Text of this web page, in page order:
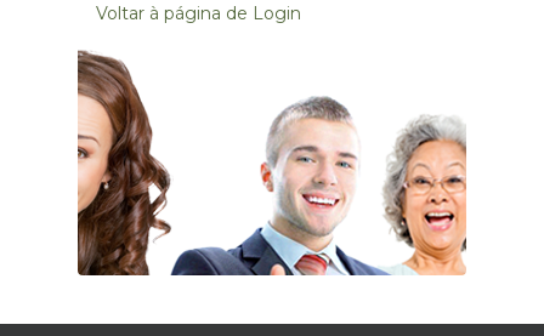
Voltar à página de Login